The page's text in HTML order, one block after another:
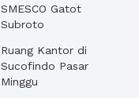
SMESCO Gatot
Subroto
Ruang Kantor di
Sucofindo Pasar
Minggu